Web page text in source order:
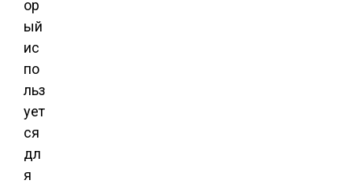
ор
ый
ис
по
льз
ует
ся
дл
я